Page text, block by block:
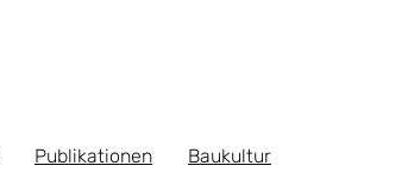
Publikationen Baukultur